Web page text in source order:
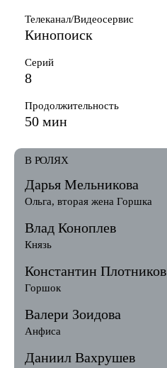
Телеканал/Видеосервис
Кинопоиск
Серий
8
Продолжительность
50 мин
В РОЛЯХ
Дарья Мельникова
Ольга, вторая жена Горшка
Влад Коноплев
Князь
Константин Плотников
Горшок
Валери Зоидова
Анфиса
Даниил Вахрушев